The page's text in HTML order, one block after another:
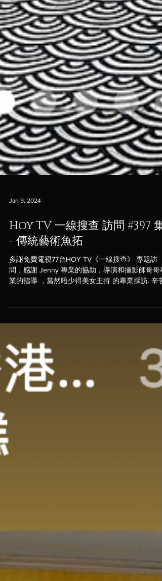
Hoy TV 一線搜查 訪問 #397 集
- 傳統藝術魚拓
多謝免費電視77台HOY TV《一線搜查》 專題訪
問，感謝 Jenny 專業的協助，導演和攝影師哥哥
視77台HOY TV，逢星期一至五晚